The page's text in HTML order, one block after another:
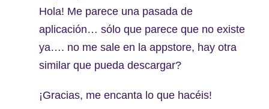
Hola! Me parece una pasada de
aplicación… sólo que parece que no existe
ya…. no me sale en la appstore, hay otra
similar que pueda descargar?
¡Gracias, me encanta lo que hacéis!